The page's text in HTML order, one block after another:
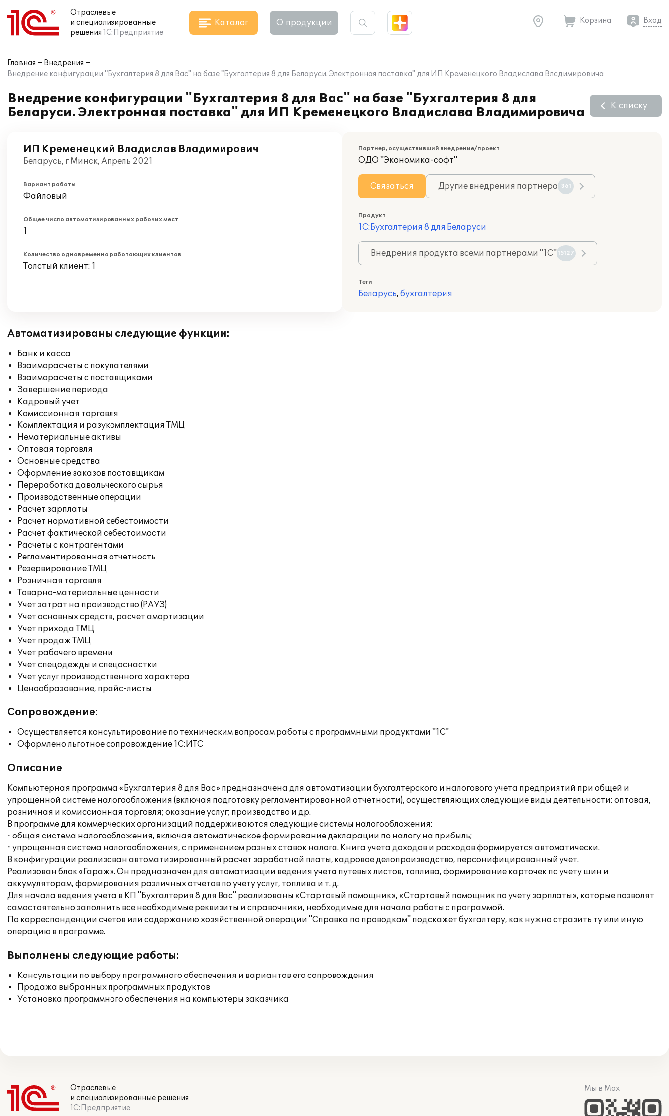
Отраслевые
и специализированные
решения 1С:Предприятие
Каталог О продукции Корзина Вход
Главная
Внедрения
Внедрение конфигурации "Бухгалтерия 8 для Вас" на базе "Бухгалтерия 8 для Беларуси. Электронная поставка" для ИП Кременецкого Владислава Владимировича
Внедрение конфигурации "Бухгалтерия 8 для Вас" на базе "Бухгалтерия 8 для
Беларуси. Электронная поставка" для ИП Кременецкого Владислава Владимировича
К списку
ИП Кременецкий Владислав Владимирович
Беларусь, г Минск, Апрель 2021
Вариант работы
Файловый
Общее число автоматизированных рабочих мест
1
Количество одновременно работающих клиентов
Толстый клиент: 1
Партнер, осуществивший внедрение/проект
ОДО "Экономика-софт"
Связаться Другие внедрения партнера 361
Продукт
1С:Бухгалтерия 8 для Беларуси
Внедрения продукта всеми партнерами "1С" 15127
Теги
Беларусь, бухгалтерия
Автоматизированы следующие функции:
Банк и касса
Взаиморасчеты с покупателями
Взаиморасчеты с поставщиками
Завершение периода
Кадровый учет
Комиссионная торговля
Комплектация и разукомплектация ТМЦ
Нематериальные активы
Оптовая торговля
Основные средства
Оформление заказов поставщикам
Переработка давальческого сырья
Производственные операции
Расчет зарплаты
Расчет нормативной себестоимости
Расчет фактической себестоимости
Расчеты с контрагентами
Регламентированная отчетность
Резервирование ТМЦ
Розничная торговля
Товарно-материальные ценности
Учет затрат на производство (РАУЗ)
Учет основных средств, расчет амортизации
Учет прихода ТМЦ
Учет продаж ТМЦ
Учет рабочего времени
Учет спецодежды и спецоснастки
Учет услуг производственного характера
Ценообразование, прайс-листы
Сопровождение:
Осуществляется консультирование по техническим вопросам работы с программными продуктами "1С"
Оформлено льготное сопровождение 1С:ИТС
Описание
Компьютерная программа «Бухгалтерия 8 для Вас» предназначена для автоматизации бухгалтерского и налогового учета предприятий при общей и
упрощенной системе налогообложения (включая подготовку регламентированной отчетности), осуществляющих следующие виды деятельности: оптовая,
розничная и комиссионная торговля; оказание услуг; производство и др.
В программе для коммерческих организаций поддерживаются следующие системы налогообложения:
· общая система налогообложения, включая автоматическое формирование декларации по налогу на прибыль;
· упрощенная система налогообложения, с применением разных ставок налога. Книга учета доходов и расходов формируется автоматически.
В конфигурации реализован автоматизированный расчет заработной платы, кадровое делопроизводство, персонифицированный учет.
Реализован блок «Гараж». Он предназначен для автоматизации ведения учета путевых листов, топлива, формирование карточек по учету шин и
аккумуляторам, формирования различных отчетов по учету услуг, топлива и т. д.
Для начала ведения учета в КП "Бухгалтерия 8 для Вас" реализованы «Стартовый помощник», «Стартовый помощник по учету зарплаты», которые позволят
самостоятельно заполнить все необходимые реквизиты и справочники, необходимые для начала работы с программой.
По корреспонденции счетов или содержанию хозяйственной операции "Справка по проводкам" подскажет бухгалтеру, как нужно отразить ту или иную
операцию в программе.
Выполнены следующие работы:
Консультации по выбору программного обеспечения и вариантов его сопровождения
Продажа выбранных программных продуктов
Установка программного обеспечения на компьютеры заказчика
Отраслевые
и специализированные решения
1С:Предприятие
Мы в Max